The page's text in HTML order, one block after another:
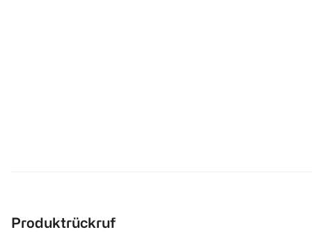
Produktrückruf